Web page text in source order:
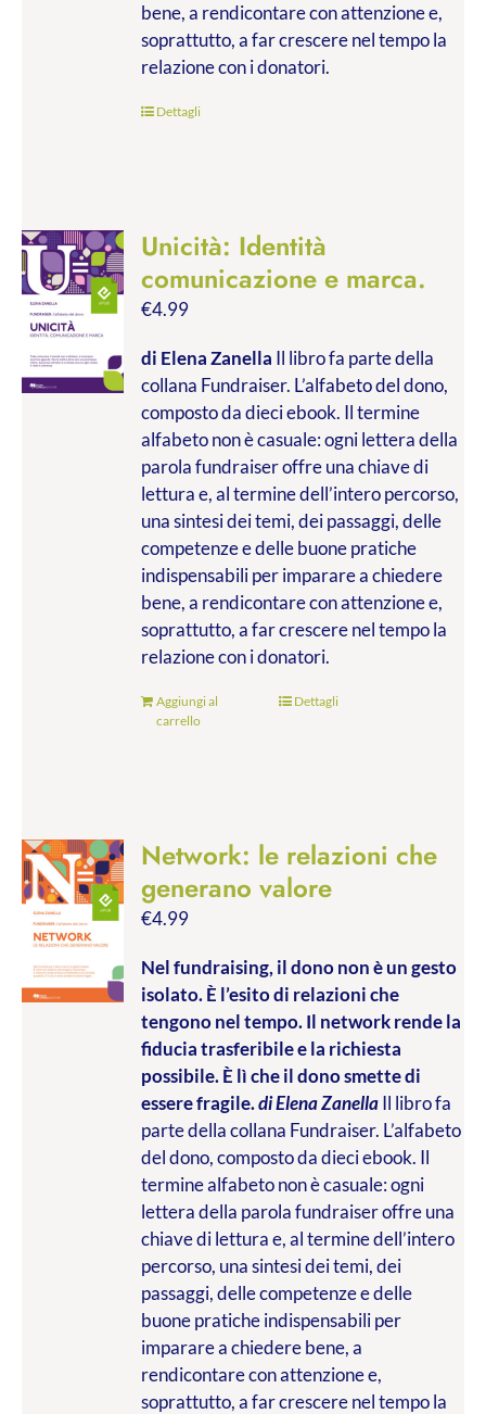
bene, a rendicontare con attenzione e,
soprattutto, a far crescere nel tempo la
relazione con i donatori.
Dettagli
Unicità: Identità
comunicazione e marca.
€4.99
di Elena Zanella Il libro fa parte della
collana Fundraiser. L’alfabeto del dono,
composto da dieci ebook. Il termine
alfabeto non è casuale: ogni lettera della
parola fundraiser offre una chiave di
lettura e, al termine dell’intero percorso,
una sintesi dei temi, dei passaggi, delle
competenze e delle buone pratiche
indispensabili per imparare a chiedere
bene, a rendicontare con attenzione e,
soprattutto, a far crescere nel tempo la
relazione con i donatori.
Aggiungi al
carrello
Dettagli
Network: le relazioni che
generano valore
€4.99
Nel fundraising, il dono non è un gesto
isolato. È l’esito di relazioni che
tengono nel tempo. Il network rende la
fiducia trasferibile e la richiesta
possibile. È lì che il dono smette di
essere fragile.di Elena ZanellaIl libro fa
parte della collana Fundraiser. L’alfabeto
del dono, composto da dieci ebook. Il
termine alfabeto non è casuale: ogni
lettera della parola fundraiser offre una
chiave di lettura e, al termine dell’intero
percorso, una sintesi dei temi, dei
passaggi, delle competenze e delle
buone pratiche indispensabili per
imparare a chiedere bene, a
rendicontare con attenzione e,
soprattutto, a far crescere nel tempo la